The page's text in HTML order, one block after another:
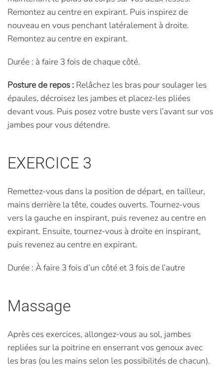
Remontez au centre en expirant. Puis inspirez de
nouveau en vous penchant latéralement à droite.
Remontez au centre en expirant.
Durée : à faire 3 fois de chaque côté.
Posture de repos : Relâchez les bras pour soulager les
épaules, décroisez les jambes et placez-les pliées
devant vous. Puis posez votre buste vers l’avant sur vos
jambes pour vous détendre.
EXERCICE 3
Remettez-vous dans la position de départ, en tailleur,
mains derrière la tête, coudes ouverts. Tournez-vous
vers la gauche en inspirant, puis revenez au centre en
expirant. Ensuite, tournez-vous à droite en inspirant,
puis revenez au centre en expirant.
Durée : À faire 3 fois d’un côté et 3 fois de l’autre
Massage
Après ces exercices, allongez-vous au sol, jambes
repliées sur la poitrine en enserrant vos genoux avec
les bras (ou les mains selon les possibilités de chacun).